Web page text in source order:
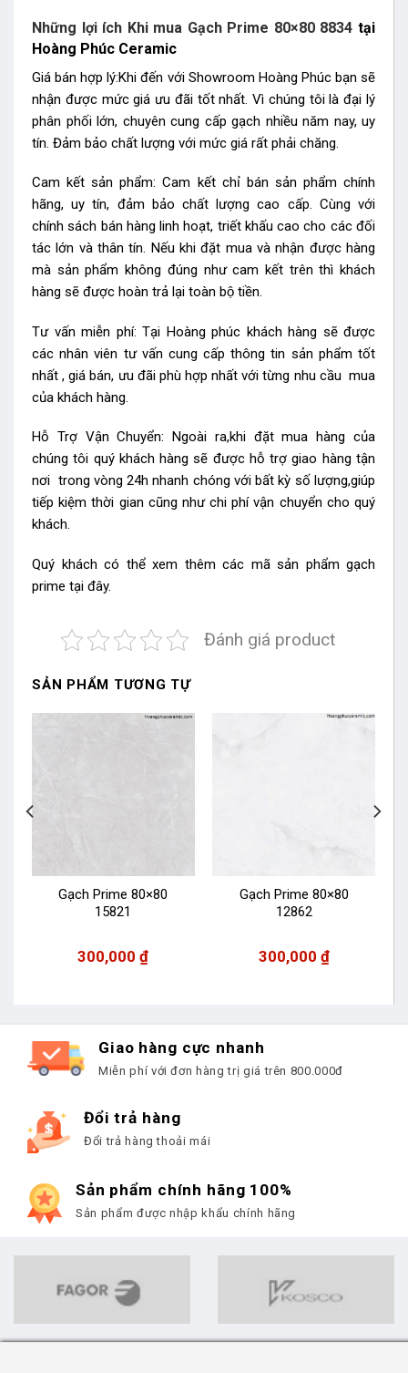
Những lợi ích Khi mua Gạch Prime 80×80 8834 tại
Hoàng Phúc Ceramic
Giá bán hợp lý:Khi đến với Showroom Hoàng Phúc bạn sẽ
nhận được mức giá ưu đãi tốt nhất. Vì chúng tôi là đại lý
phân phối lớn, chuyên cung cấp gạch nhiều năm nay, uy
tín. Đảm bảo chất lượng với mức giá rất phải chăng.
Cam kết sản phẩm: Cam kết chỉ bán sản phẩm chính
hãng, uy tín, đảm bảo chất lượng cao cấp. Cùng với
chính sách bán hàng linh hoạt, triết khấu cao cho các đối
tác lớn và thân tín. Nếu khi đặt mua và nhận được hàng
mà sản phẩm không đúng như cam kết trên thì khách
hàng sẽ được hoàn trả lại toàn bộ tiền.
Tư vấn miễn phí: Tại Hoàng phúc khách hàng sẽ được
các nhân viên tư vấn cung cấp thông tin sản phẩm tốt
nhất , giá bán, ưu đãi phù hợp nhất với từng nhu cầu mua
của khách hàng.
Hỗ Trợ Vận Chuyển: Ngoài ra,khi đặt mua hàng của
chúng tôi quý khách hàng sẽ được hỗ trợ giao hàng tận
nơi trong vòng 24h nhanh chóng với bất kỳ số lượng,giúp
tiếp kiệm thời gian cũng như chi phí vận chuyển cho quý
khách.
Quý khách có thể xem thêm các mã sản phẩm gạch
prime tại đây.
Đánh giá product
SẢN PHẨM TƯƠNG TỰ
Gạch Prime 80×80
15821
300,000₫
Gạch Prime 80×80
12862
300,000 ₫
Giao hàng cực nhanh
Miễn phí với đơn hàng trị giá trên 800.000đ
Đổi trả hàng
Đổi trả hàng thoải mái
Sản phẩm chính hãng 100%
Sản phẩm được nhập khẩu chính hãng